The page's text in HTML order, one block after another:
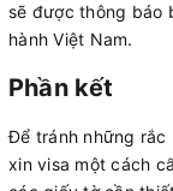
sẽ được thông báo
hành Việt Nam.
Phần kết
Để tránh những rắc
xin visa một cách